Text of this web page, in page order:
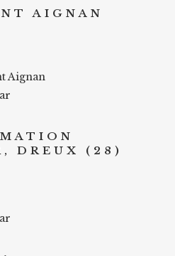
AIGNAN
Aignan
DREUX (28)